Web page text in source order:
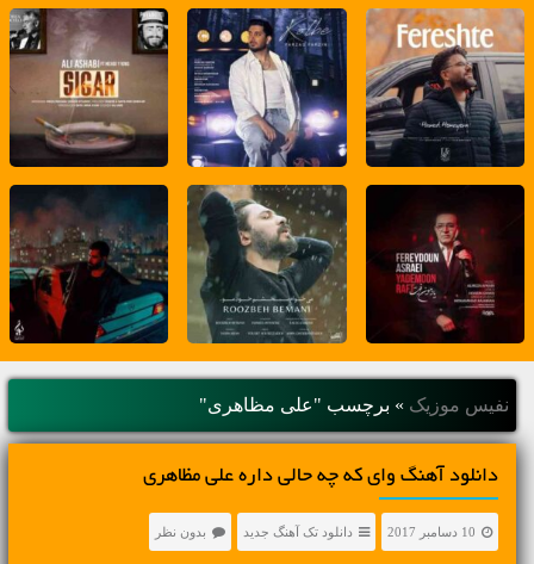
نفیس موزیک » برچسب "على مظاهرى"
دانلود آهنگ واى که چه حالى داره على مظاهرى
10 دسامبر 2017 دانلود تک آهنگ جدید بدون نظر